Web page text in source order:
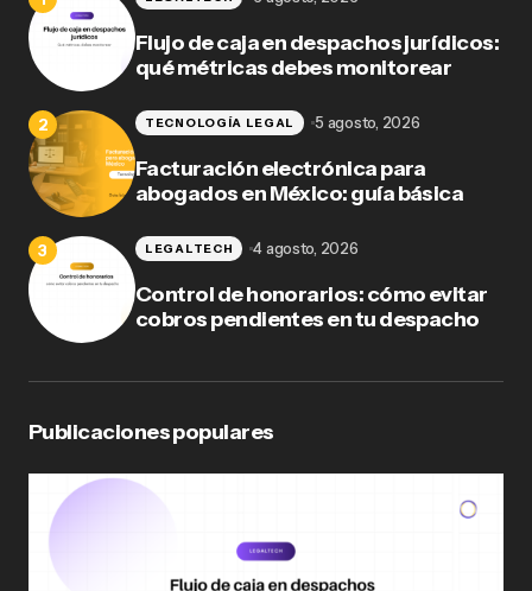
Flujo de caja en despachos jurídicos:
qué métricas debes monitorear
Facturación electrónica para
abogados en México: guía básica
TECNOLOGÍA LEGAL 5 agosto, 2026
Control de honorarios: cómo evitar
cobros pendientes en tu despacho
LEGALTECH 4 agosto, 2026
Publicaciones populares